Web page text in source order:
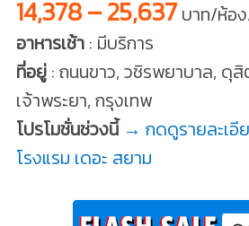
14,378 – 25,637บาท/ห้อ
อาหารเช้า: มีบริการ
ที่อยู่: ถนนขาว, วชิรพยาบาล, ดุสิ
เจ้าพระยา, กรุงเทพ
โปรโมชั่นช่วงนี้ → กดดูรายละเอี
โรงแรม เดอะ สยาม